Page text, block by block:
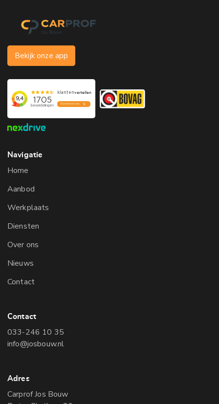
Bekijk onze app
Navigatie
Home
Aanbod
Werkplaats
Diensten
Over ons
Nieuws
Contact
Contact
033-246 10 35
info@josbouw.nl
Adres
Carprof Jos Bouw